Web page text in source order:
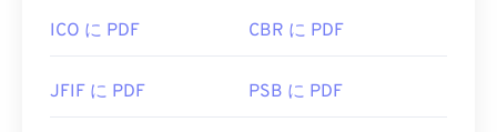
ICO に PDF CBR に PDF
JFIF に PDF PSB に PDF